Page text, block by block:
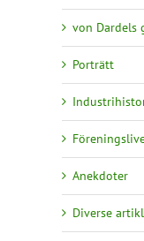
von Dardels
Porträtt
Anekdoter
Diverse